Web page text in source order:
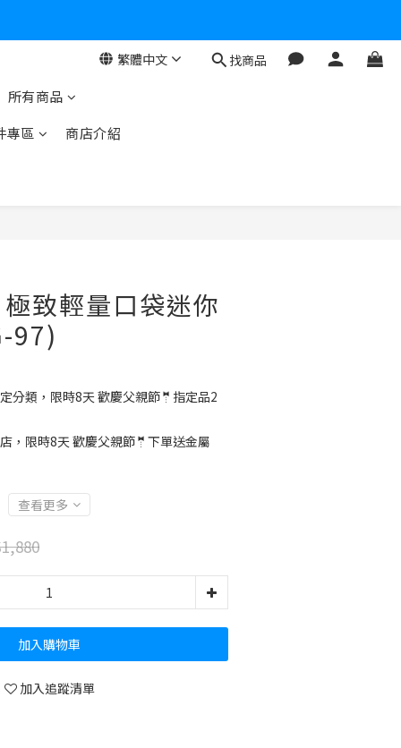
！
繁體中文 找商品
所有商品
專區
商店介紹
致輕量口袋迷你
97)
分類，限時8天 歡慶父親節🤵指定品2
，限時8天 歡慶父親節🤵下單送金屬
查看更多
加入購物車
加入追蹤清單